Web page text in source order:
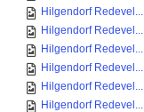
Hilgendorf Redevel...
Hilgendorf Redevel...
Hilgendorf Redevel...
Hilgendorf Redevel...
Hilgendorf Redevel...
Hilgendorf Redevel...